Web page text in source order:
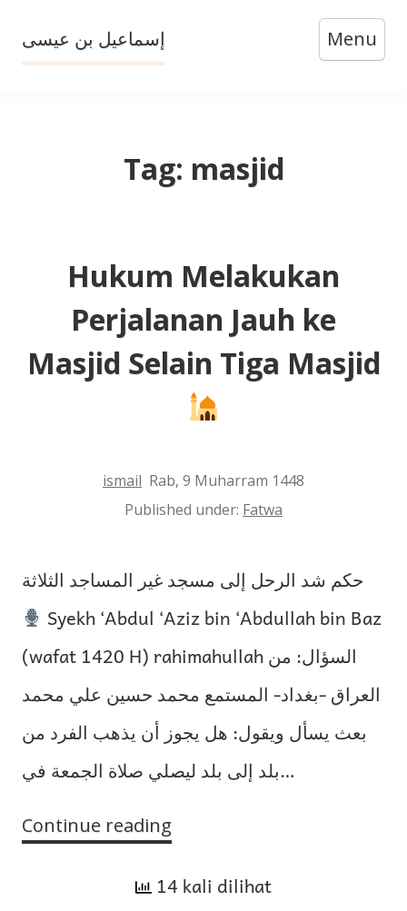
content
إسماعيل بن عيسى Menu
Tag: masjid
Hukum Melakukan
Perjalanan Jauh ke
Masjid Selain Tiga Masjid
ismail Rab, 9 Muharram 1448
Published under: Fatwa
حكم شد الرحل إلى مسجد غير المساجد الثلاثة
Syekh ‘Abdul ‘Aziz bin ‘Abdullah bin Baz
(wafat 1420 H) rahimahullah السؤال: من
العراق -بغداد- المستمع محمد حسين علي محمد
بعث يسأل ويقول: هل يجوز أن يذهب الفرد من
بلد إلى بلد ليصلي صلاة الجمعة في…
Continue reading
Perjalanan
14 kali dilihat